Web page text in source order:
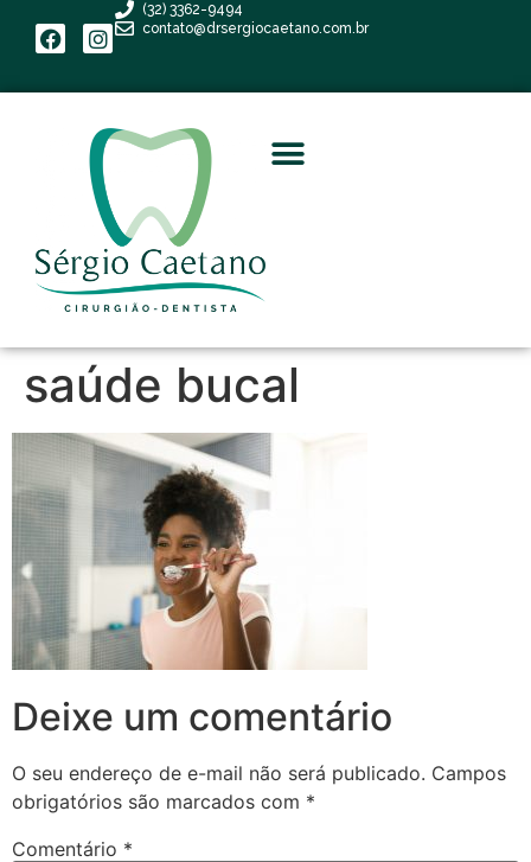
(32) 3362-9494
contato@drsergiocaetano.com.br
saúde bucal
Deixe um comentário
O seu endereço de e-mail não será publicado. Campos
obrigatórios são marcados com *
Comentário *